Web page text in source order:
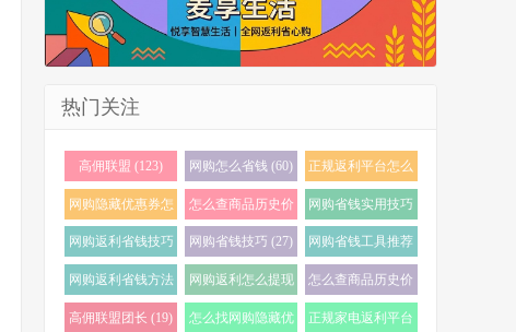
热门关注
高佣联盟 (123) 网购怎么省钱 (60)
正规返利平台怎么
选 (56)
网购隐藏优惠券怎
么找 (38)
怎么查商品历史价
格 (35)
网购省钱实用技巧
(32)
网购返利省钱技巧
(32)
网购省钱技巧 (27)
网购省钱工具推荐
(23)
网购返利省钱方法
(22)
网购返利怎么提现
(21)
怎么查商品历史价
格走势 (20)
高佣联盟团长 (19)
怎么找网购隐藏优
正规家电返利平台